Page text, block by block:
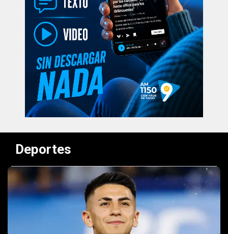
Deportes